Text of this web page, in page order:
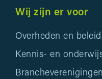
Wij zijn er voor
Overheden en
Kennis- en
Brancheverenigingen